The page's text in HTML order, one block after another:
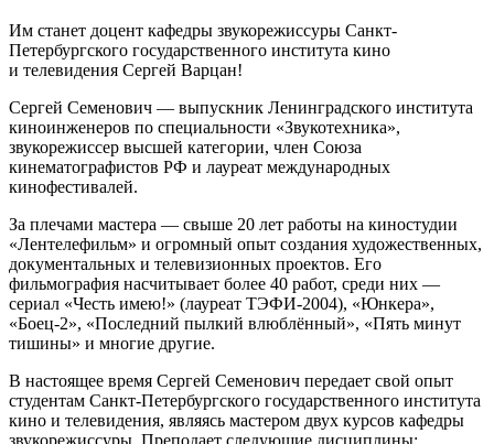
Им станет доцент кафедры звукорежиссуры Санкт-
Петербургского государственного института кино
и телевидения Сергей Варцан!
Сергей Семенович — выпускник Ленинградского института
киноинженеров по специальности «Звукотехника»,
звукорежиссер высшей категории, член Союза
кинематографистов РФ и лауреат международных
кинофестивалей.
За плечами мастера — свыше 20 лет работы на киностудии
«Лентелефильм» и огромный опыт создания художественных,
документальных и телевизионных проектов. Его
фильмография насчитывает более 40 работ, среди них —
сериал «Честь имею!» (лауреат ТЭФИ-2004), «Юнкера»,
«Боец-2», «Последний пылкий влюблённый», «Пять минут
тишины» и многие другие.
В настоящее время Сергей Семенович передает свой опыт
студентам Санкт-Петербургского государственного института
кино и телевидения, являясь мастером двух курсов кафедры
звукорежиссуры. Преподает следующие дисциплины: